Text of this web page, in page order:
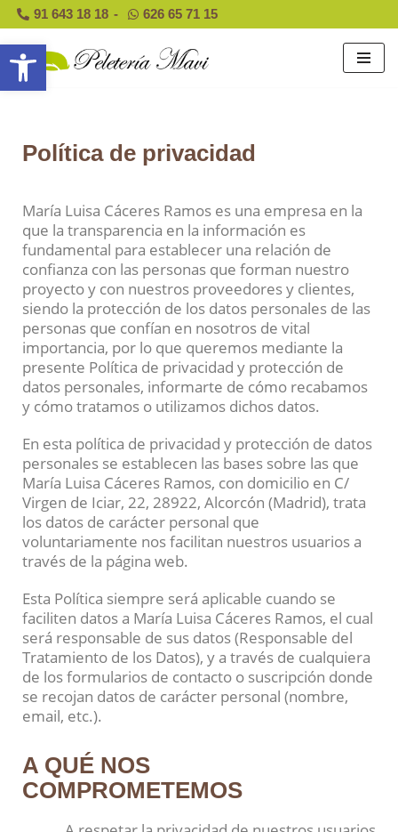
Saltar
al
contenido
91 643 18 18 - 626 65 71 15
Política de privacidad
María Luisa Cáceres Ramos es una empresa en la
que la transparencia en la información es
fundamental para establecer una relación de
confianza con las personas que forman nuestro
proyecto y con nuestros proveedores y clientes,
siendo la protección de los datos personales de las
personas que confían en nosotros de vital
importancia, por lo que queremos mediante la
presente Política de privacidad y protección de
datos personales, informarte de cómo recabamos
y cómo tratamos o utilizamos dichos datos.
En esta política de privacidad y protección de datos
personales se establecen las bases sobre las que
María Luisa Cáceres Ramos, con domicilio en C/
Virgen de Iciar, 22, 28922, Alcorcón (Madrid), trata
los datos de carácter personal que
voluntariamente nos facilitan nuestros usuarios a
través de la página web.
Esta Política siempre será aplicable cuando se
faciliten datos a María Luisa Cáceres Ramos, el cual
será responsable de sus datos (Responsable del
Tratamiento de los Datos), y a través de cualquiera
de los formularios de contacto o suscripción donde
se recojan datos de carácter personal (nombre,
email, etc.).
A QUÉ NOS
COMPROMETEMOS
Abrir barra de herramientas